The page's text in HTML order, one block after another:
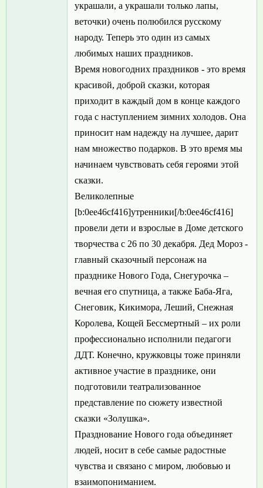
украшали, а украшали только лапы,
веточки) очень полюбился русскому
народу. Теперь это один из самых
любимых наших праздников.
Время новогодних праздников - это время
красивой, доброй сказки, которая
приходит в каждый дом в конце каждого
года с наступлением зимних холодов. Она
приносит нам надежду на лучшее, дарит
нам множество подарков. В это время мы
начинаем чувствовать себя героями этой
сказки.
Великолепные
[b:0ee46cf416]утренники[/b:0ee46cf416]
провели дети и взрослые в Доме детского
творчества с 26 по 30 декабря. Дед Мороз -
главный сказочный персонаж на
празднике Нового Года, Снегурочка –
вечная его спутница, а также Баба-Яга,
Снеговик, Кикимора, Леший, Снежная
Королева, Кощей Бессмертный – их роли
профессионально исполнили педагоги
ДДТ. Конечно, кружковцы тоже приняли
активное участие в празднике, они
подготовили театрализованное
представление по сюжету известной
сказки «Золушка».
Празднование Нового года объединяет
людей, носит в себе самые радостные
чувства и связано с миром, любовью и
взаимопониманием.